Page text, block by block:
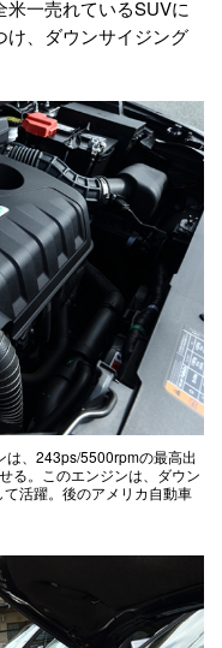
一売れているSUVに
け、ダウンサイジング
は、243ps/5500rpmの最高出
る。このエンジンは、ダウン
活躍。後のアメリカ自動車